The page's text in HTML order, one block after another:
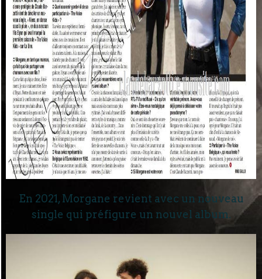
En 2021, Morgane revient avec un nouveau
single qui préfigure un nouvel album.